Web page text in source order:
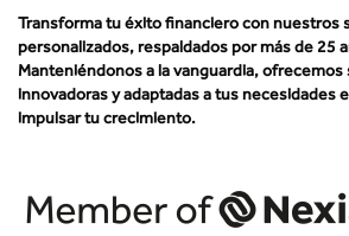
Transforma tu éxito financiero con nuestros
personalizados, respaldados por más de 25
Manteniéndonos a la vanguardia, ofrecemos
innovadoras y adaptadas a tus necesidades
impulsar tu crecimiento.